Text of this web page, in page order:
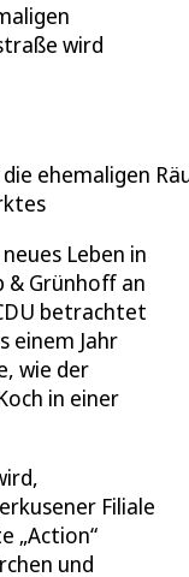
wird
ehemaligen
Leben in
& Grünhoff an
betrachtet
einem Jahr
wie der
in einer
Filiale
„Action“
und